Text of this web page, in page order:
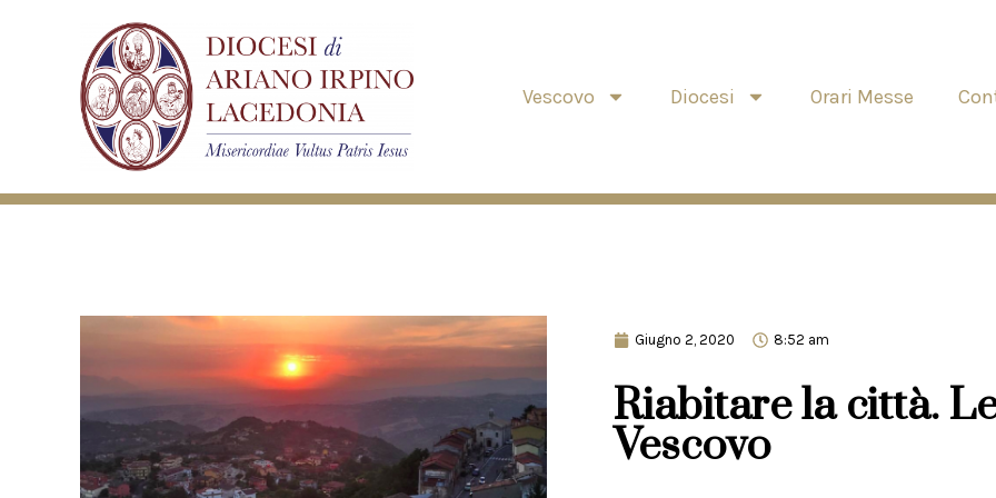
Vescovo Diocesi Orari Messe
Giugno 2, 2020 8:52 am
Riabitare la città.
Vescovo